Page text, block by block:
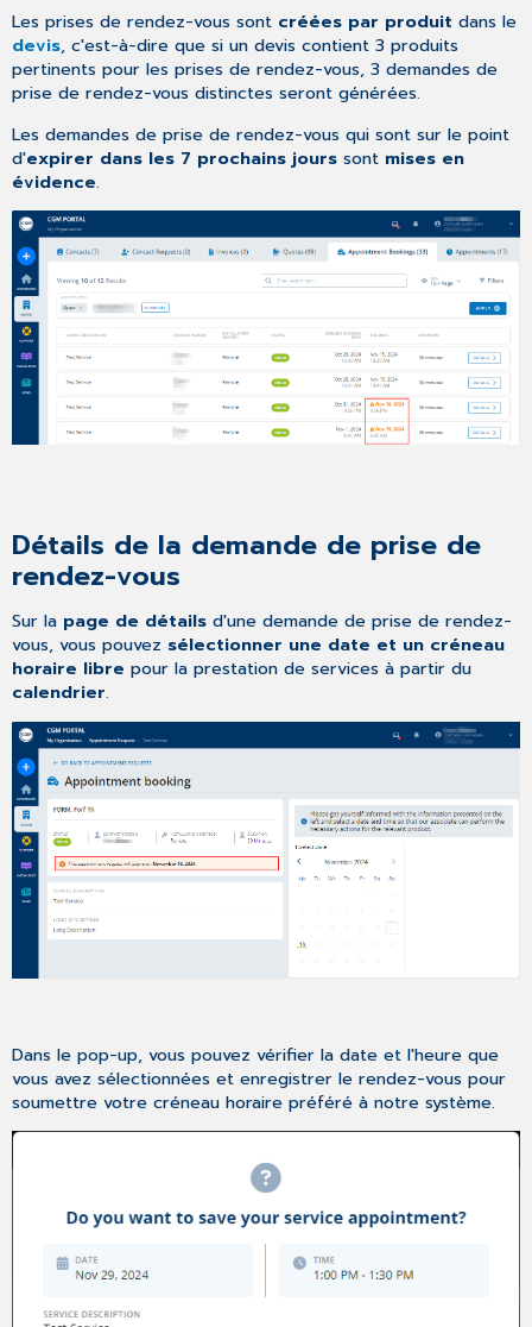
Les prises de rendez-vous sont créées par produit dans le
devis, c'est-à-dire que si un devis contient 3 produits
pertinents pour les prises de rendez-vous, 3 demandes de
prise de rendez-vous distinctes seront générées.
Les demandes de prise de rendez-vous qui sont sur le point
d'expirer dans les 7 prochains jours sont mises en
évidence.
Détails de la demande de prise de
rendez-vous
Sur la page de détails d'une demande de prise de rendez-
vous, vous pouvez sélectionner une date et un créneau
horaire libre pour la prestation de services à partir du
calendrier.
Dans le pop-up, vous pouvez vérifier la date et l'heure que
vous avez sélectionnées et enregistrer le rendez-vous pour
soumettre votre créneau horaire préféré à notre système.